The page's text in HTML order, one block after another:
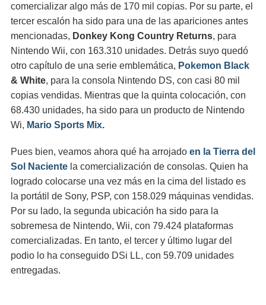
comercializar algo más de 170 mil copias. Por su parte, el
tercer escalón ha sido para una de las apariciones antes
mencionadas, Donkey Kong Country Returns, para
Nintendo Wii, con 163.310 unidades. Detrás suyo quedó
otro capítulo de una serie emblemática, Pokemon Black
& White, para la consola Nintendo DS, con casi 80 mil
copias vendidas. Mientras que la quinta colocación, con
68.430 unidades, ha sido para un producto de Nintendo
Wi, Mario Sports Mix.
Pues bien, veamos ahora qué ha arrojado en la Tierra del
Sol Naciente la comercialización de consolas. Quien ha
logrado colocarse una vez más en la cima del listado es
la portátil de Sony, PSP, con 158.029 máquinas vendidas.
Por su lado, la segunda ubicación ha sido para la
sobremesa de Nintendo, Wii, con 79.424 plataformas
comercializadas. En tanto, el tercer y último lugar del
podio lo ha conseguido DSi LL, con 59.709 unidades
entregadas.